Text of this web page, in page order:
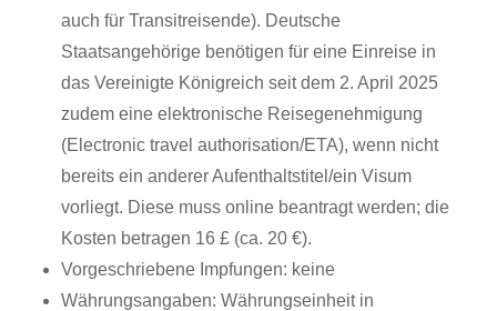
auch für Transitreisende). Deutsche
Staatsangehörige benötigen für eine Einreise in
das Vereinigte Königreich seit dem 2. April 2025
zudem eine elektronische Reisegenehmigung
(Electronic travel authorisation/ETA), wenn nicht
bereits ein anderer Aufenthaltstitel/ein Visum
vorliegt. Diese muss online beantragt werden; die
Kosten betragen 16 £ (ca. 20 €).
Vorgeschriebene Impfungen: keine
Währungsangaben: Währungseinheit in